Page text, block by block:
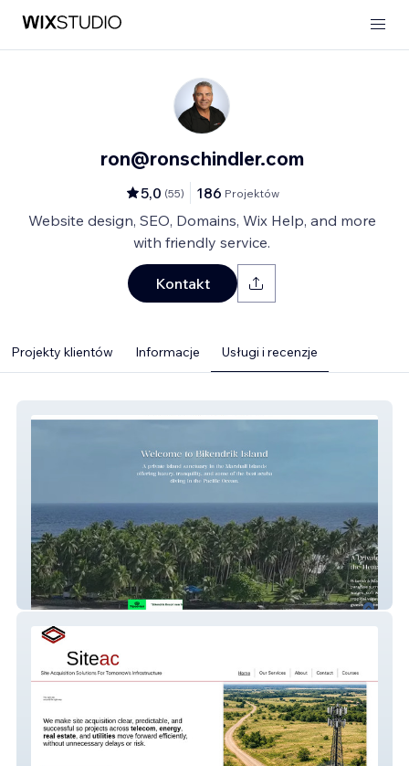
ron@ronschindler.com
5,0 (55) 186 Projektów
Website design, SEO, Domains, Wix Help, and more
with friendly service.
Kontakt
Projekty klientów Informacje Usługi i recenzje
Boutique Resort